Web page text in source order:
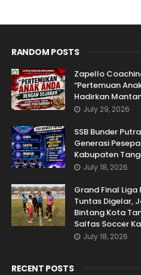
RANDOM POSTS
Zapello
“Pertemuan
Hadirkan
July 29, 2026
SSB Bunder
Generasi
Kabupaten
July 18, 2026
Grand Final Liga
Tuntas Digelar,
Bintang Kota
Salfas Soccer
July 18, 2026
RECENT POSTS